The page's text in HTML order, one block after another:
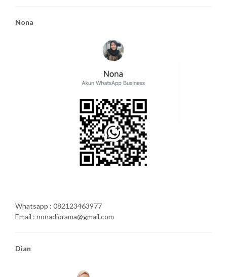
Nona
Whatsapp : 082123463977
Email : nonadiorama@gmail.com
Dian